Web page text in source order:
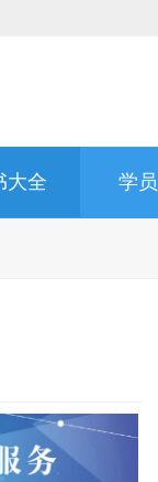
大全 学